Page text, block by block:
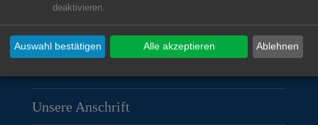
© Stadt Aalen, 15.06.2018
Unsere Anschrift
deaktivieren.
Ablehnen
Auswahl bestätigen Alle akzeptieren